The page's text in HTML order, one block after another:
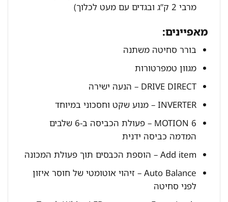
מרבי 2 ק”ג ובגדים עם מעט לכלוך)
מאפיינים:
בורר סחיטה משתנה
מגוון טמפרטורות
DRIVE DIRECT – הנעה ישירה
INVERTER – מנוע שקט וחסכוני במיוחד
MOTION 6 – פעולת הכביסה ב-6 שלבים
המדמה כביסה ידנית
Add item – הוספת הכבסים תוך פעולת המכונה
Auto Balance – זיהוי אוטומטי של חוסר איזון
לפני סחיטה